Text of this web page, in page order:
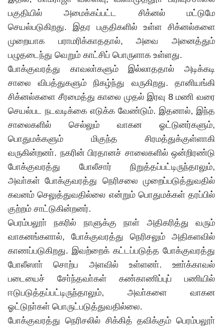
பகுதியில் அமைக்கப்பட்ட சிக்னல் மட்டுமே
செயல்படுகிறது. இதர பகுதிகளில் உள்ள சிக்னல்களை
முறையாக பராமரிக்காததால், அவை அனைத்தும்
பழுதடைந்து வெறும் காட்சிப் பொருளாக உள்ளது.
போக்குவரத்து காவலா்களும் இல்லாததால் அடிக்கடி
சாலை விபத்துகளும் நிகழ்ந்து வருகிறது. தானியங்கி
சிக்னல்களை சீரமைத்து காலை முதல் இரவு 8 மணி வரை
செயல்பட நடவடிக்கை எடுக்க வேண்டும். இதனால், இந்த
சாலைகளில் செல்லும் வாகன ஓட்டுனர்களும்,
பொதுமக்களும் மிகுந்த சிரமத்துக்குள்ளாகி
வருகின்றனா். நகரின் பிரதானச் சாலைகளில் ஒன்றிரண்டு
போக்குவரத்து போலீசார் நிறுத்தப்பட்டிருந்தாலும்,
அவா்கள் போக்குவரத்து நெரிசலை முறைப்படுத்துவதில்
கவனம் செலுத்துவதில்லை என்றும் பொதுமக்கள் தரப்பில்
குற்றம் சாட்டுகின்றனர்.
பெரம்பலூா் நகரில் நாளுக்கு நாள் அதிகரித்து வரும்
வாகனங்களால், போக்குவரத்து நெரிசலும் அதிகளவில்
காணப்படுகிறது. இவற்றைக் கட்டப்படுத்த போக்குவரத்து
போலீஸாா் சொற்ப அளவில் உள்ளனா். ஊா்க்காவல்
படையைச் சோ்ந்தவா்கள் கண்காணிப்புப் பணியில்
ஈடுபடுத்தப்பட்டிருந்தாலும், அவா்களை வாகன
ஓட்டுநா்கள் பொருட்படுத்துவதில்லை.
போக்குவரத்து நெரிசலில் சிக்கித் தவிக்கும் பெரம்பலூா்